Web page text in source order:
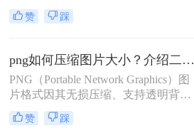
于网页设计和数字图像处理中。然
而，由于其无损压缩特性，PNG文件
储效率。那么png怎么压缩变小呢？
本文将介绍两种有效的PNG图片压缩
方法，帮助读者减小PNG文件大小，
同时保持图像质量。
赞 踩
png如何压缩图片大小？介绍二个高效压缩方法！
PNG（Portable Network Graphics）图
片格式因其无损压缩、支持透明背景
及丰富的颜色层次而备受青睐，广泛
应用于网页设计、图标制作、图形设
赞 踩